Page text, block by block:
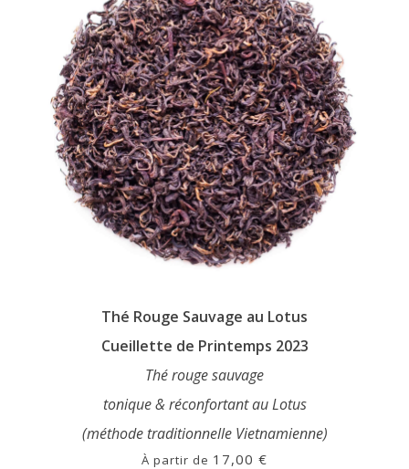
être
choisies
sur
la
page
du
produit
Thé Rouge Sauvage au Lotus
Cueillette de Printemps 2023
Thé rouge sauvage
tonique & réconfortant au Lotus
(méthode traditionnelle Vietnamienne)
À partir de 17,00 €